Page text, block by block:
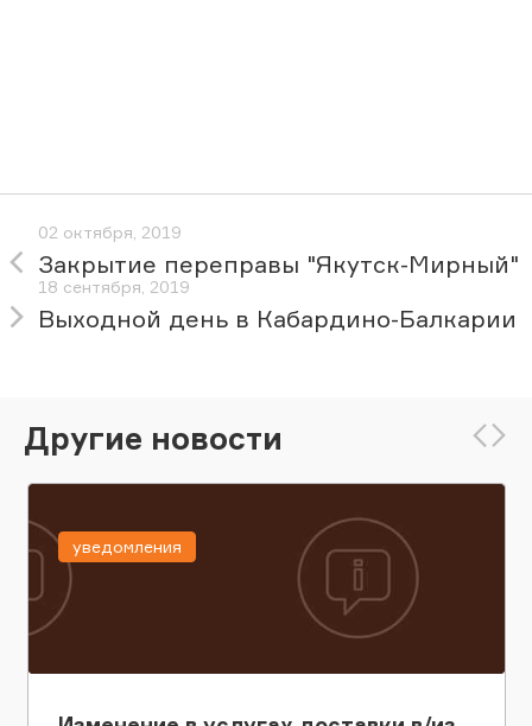
02 октября, 2019
Закрытие переправы "Якутск-Мирный"
18 сентября, 2019
Выходной день в Кабардино-Балкарии
Другие новости
уведомления